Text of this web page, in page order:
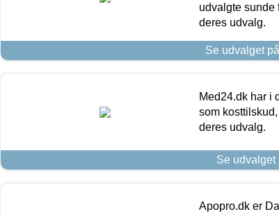
udvalgte sunde
deres udvalg.
Se udvalget
Med24.dk har i
som
deres udvalg.
Se udvalget
Apopro.dk er